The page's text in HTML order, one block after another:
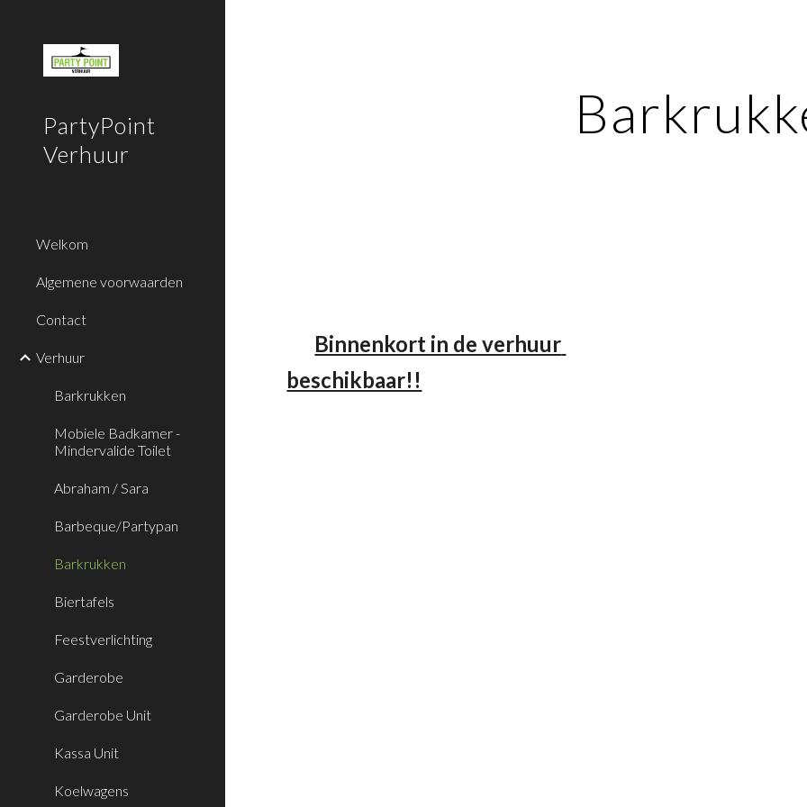
PartyPoint
Verhuur
Welkom
Algemene voorwaarden
Contact
Verhuur
Barkrukken
Mobiele Badkamer -
Mindervalide Toilet
Abraham / Sara
Barbeque/Partypan
Barkrukken
Biertafels
Feestverlichting
Garderobe
Garderobe Unit
Kassa Unit
Koelwagens
Binnenkort in de verhuur
beschikbaar!!